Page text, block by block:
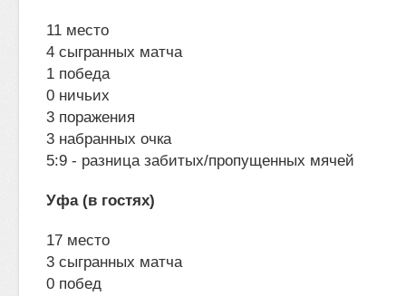
11 место
4 сыгранных матча
1 победа
0 ничьих
3 поражения
3 набранных очка
5:9 - разница забитых/пропущенных мячей
Уфа (в гостях)
17 место
3 сыгранных матча
0 побед